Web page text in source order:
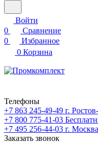
Войти
0
Сравнение
0
Избранное
0 Корзина
Телефоны
+7 863 245-49-49 г.
+7 800 775-41-03
+7 495 256-44-03 г. Москва
Заказать звонок